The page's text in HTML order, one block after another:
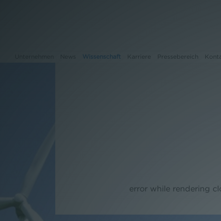
Wissenschaft Karriere Pressebereich
error while rendering